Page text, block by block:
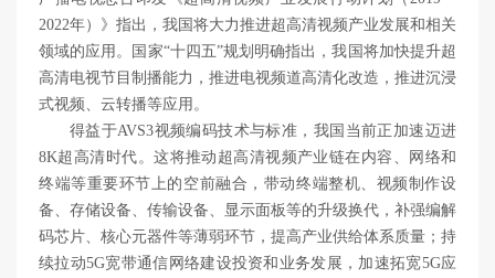
2022年）》指出，我国将大力推进超高清视频产业发展和相关
领域的应用。国家“十四五”规划明确指出，我国将加快提升超
高清电视节目制播能力，推进电视频道高清化改造，推进沉浸
式视频、云转播等应用。
得益于AVS3视频编码技术与标准，我国当前正加速迈进
8K超高清时代。这将推动超高清视频产业链在内容、网络和
终端等重要环节上的空前融合，带动终端整机、视频制作设
备、存储设备、传输设备、显示面板等的升级换代，补强编解
码芯片、核心元器件等薄弱环节，提高产业供给体系质量；持
续拉动5G宽带通信网络建设投资和业务发展，加速拓宽5G应